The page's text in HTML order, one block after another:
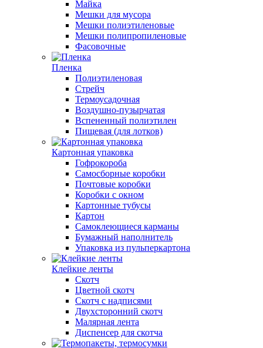
Майка
Мешки для мусора
Мешки полиэтиленовые
Мешки полипропиленовые
Фасовочные
Пленка
Полиэтиленовая
Стрейч
Термоусадочная
Воздушно-пузырчатая
Вспененный полиэтилен
Пищевая (для лотков)
Картонная упаковка
Гофрокороба
Самосборные коробки
Почтовые коробки
Коробки с окном
Картонные тубусы
Картон
Самоклеющиеся карманы
Бумажный наполнитель
Упаковка из пульперкартона
Клейкие ленты
Скотч
Цветной скотч
Скотч с надписями
Двухсторонний скотч
Малярная лента
Диспенсер для скотча